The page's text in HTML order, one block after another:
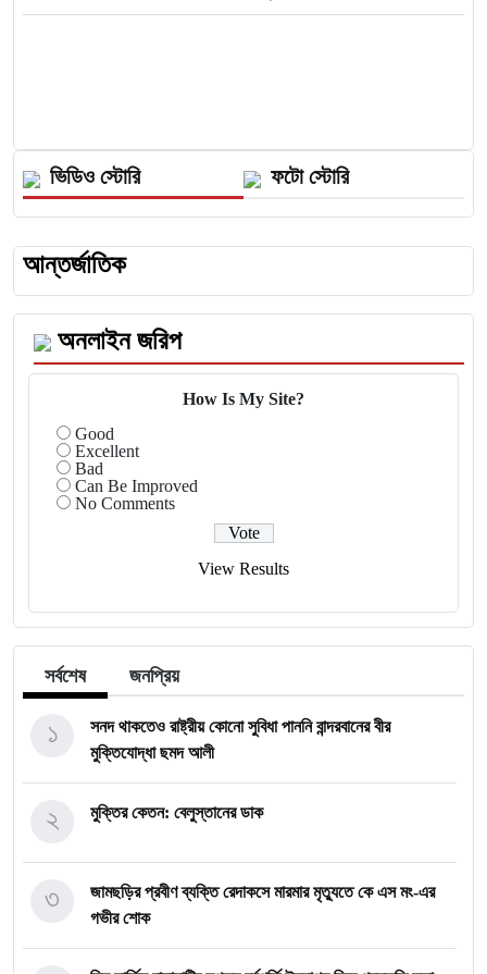
ভিডিও স্টোরি ফটো স্টোরি
আন্তর্জাতিক
অনলাইন জরিপ
How Is My Site?
Good
Excellent
Bad
Can Be Improved
No Comments
View Results
সর্বশেষ জনপ্রিয়
সনদ থাকতেও রাষ্ট্রীয় কোনো সুবিধা পাননি বান্দরবানের বীর
মুক্তিযোদ্ধা ছমদ আলী
১
মুক্তির কেতন: বেলুস্তানের ডাক
২
জামছড়ির প্রবীণ ব্যক্তি রেদাকসে মারমার মৃত্যুতে কে এস মং-এর
গভীর শোক
৩